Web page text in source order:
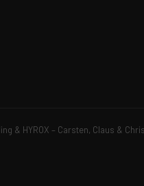
& HYROX – Carsten, Claus &